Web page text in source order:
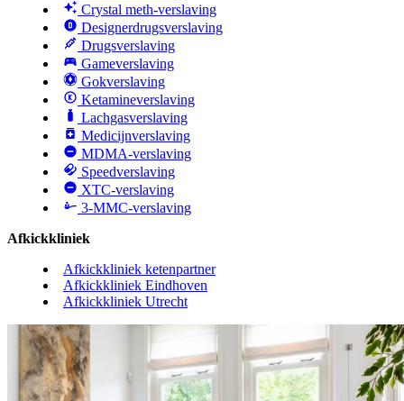
Crystal meth-verslaving
Designerdrugsverslaving
Drugsverslaving
Gameverslaving
Gokverslaving
Ketamineverslaving
Lachgasverslaving
Medicijnverslaving
MDMA-verslaving
Speedverslaving
XTC-verslaving
3-MMC-verslaving
Afkickkliniek
Afkickkliniek ketenpartner
Afkickkliniek Eindhoven
Afkickkliniek Utrecht